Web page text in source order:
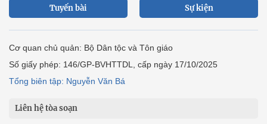
Tuyến bài Sự kiện
Cơ quan chủ quản: Bộ Dân tộc và Tôn giáo
Số giấy phép: 146/GP-BVHTTDL, cấp ngày 17/10/2025
Tổng biên tập: Nguyễn Văn Bá
Liên hệ tòa soạn